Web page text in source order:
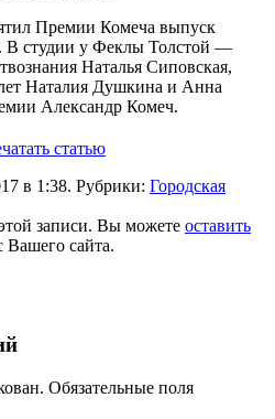
Премии Комеча выпуск
В студии у Феклы Толстой —
Наталья Сиповская,
Наталия Душкина и Анна
Александр Комеч.
статью
в 1:38. Рубрики: Городская
записи. Вы можете оставить
Вашего сайта.
Обязательные поля